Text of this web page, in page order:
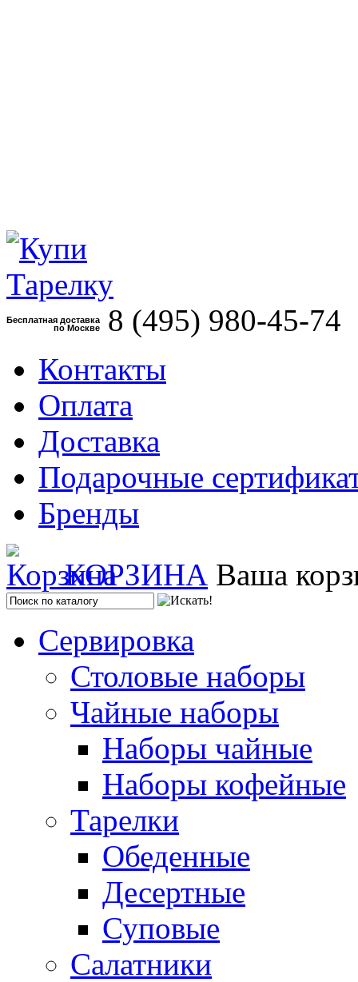
Бесплатная доставка
по Москве
8 (495) 980-45-74
Контакты
Оплата
Доставка
Подарочные
Бренды
КОРЗИНА Ваша
Сервировка
Столовые наборы
Чайные наборы
Наборы чайные
Наборы кофейные
Тарелки
Обеденные
Десертные
Суповые
Салатники